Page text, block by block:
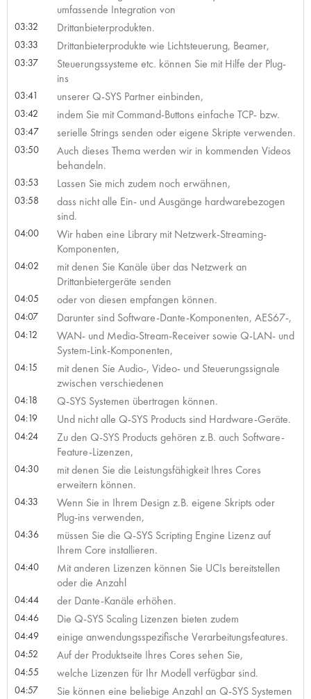
umfassende Integration von
03:32 Drittanbieterprodukten.
03:33 Drittanbieterprodukte wie Lichtsteuerung, Beamer,
03:37
Steuerungssysteme etc. können Sie mit Hilfe der Plug-
ins
03:41 unserer Q-SYS Partner einbinden,
03:42 indem Sie mit Command-Buttons einfache TCP- bzw.
03:47 serielle Strings senden oder eigene Skripte verwenden.
03:50
Auch dieses Thema werden wir in kommenden Videos
behandeln.
03:53 Lassen Sie mich zudem noch erwähnen,
03:58
dass nicht alle Ein- und Ausgänge hardwarebezogen
sind.
04:00
Wir haben eine Library mit Netzwerk-Streaming-
Komponenten,
04:02
mit denen Sie Kanäle über das Netzwerk an
Drittanbietergeräte senden
04:05 oder von diesen empfangen können.
04:07 Darunter sind Software-Dante-Komponenten, AES67-,
04:12
WAN- und Media-Stream-Receiver sowie Q-LAN- und
System-Link-Komponenten,
04:15
mit denen Sie Audio-, Video- und Steuerungssignale
zwischen verschiedenen
04:18 Q-SYS Systemen übertragen können.
04:19 Und nicht alle Q-SYS Products sind Hardware-Geräte.
04:24
Zu den Q-SYS Products gehören z.B. auch Software-
Feature-Lizenzen,
04:30
mit denen Sie die Leistungsfähigkeit Ihres Cores
erweitern können.
04:33
Wenn Sie in Ihrem Design z.B. eigene Skripts oder
Plug-ins verwenden,
04:36
müssen Sie die Q-SYS Scripting Engine Lizenz auf
Ihrem Core installieren.
04:40
Mit anderen Lizenzen können Sie UCIs bereitstellen
oder die Anzahl
04:44 der Dante-Kanäle erhöhen.
04:46 Die Q-SYS Scaling Lizenzen bieten zudem
04:49 einige anwendungsspezifische Verarbeitungsfeatures.
04:52 Auf der Produktseite Ihres Cores sehen Sie,
04:55 welche Lizenzen für Ihr Modell verfügbar sind.
04:57 Sie können eine beliebige Anzahl an Q-SYS Systemen